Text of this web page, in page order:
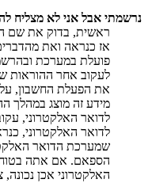
נרשמתי אבל אני לא מצליח
ראשית, בדוק את שם
לעקוב אחר ההוראות
את הפעלת החשבון, על
מידע זה מוצג במהלך
לדואר האלקטרוני,
לדואר האלקטרוני,
שמערכת הדואר
הספאם. אם אתה בטוח
האלקטרוני אכן